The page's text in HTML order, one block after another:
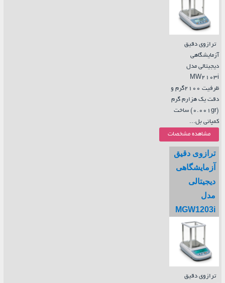
ترازوی دقیق
آزمایشگاهی
دیجیتالی مدل
ظرفیت 2100گرم و
دقت یک هزارم گرم
(0.001gr) ساخت
کمپانی بل...
مشاهده مشخصات
ترازوی دقیق
آزمایشگاهی
دیجیتالی
مدل
MGW1203i
ترازوی دقیق